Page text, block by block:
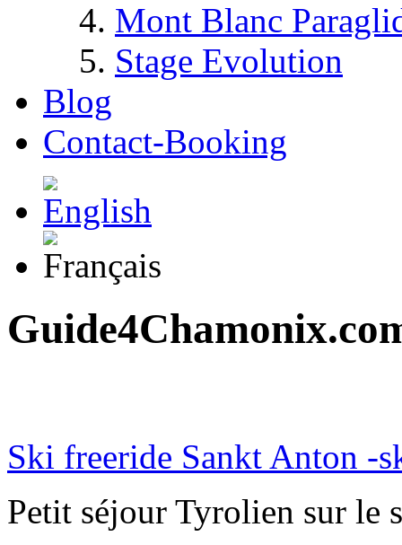
Mont Blanc
Stage Evolution
Blog
Contact-Booking
Ski freeride Sankt Anton -
Petit séjour Tyrolien sur le